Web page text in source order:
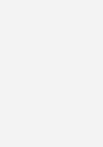
bereits bei 57,2
bei 55,9 Prozent,
„Um
den
den
Bruno Burger.
die den